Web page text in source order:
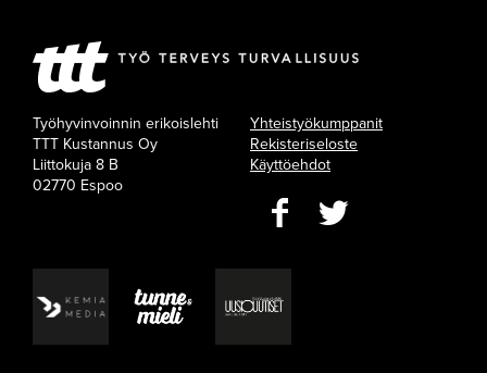
Työhyvinvoinnin erikoislehti
TTT Kustannus Oy
Liittokuja 8 B
02770 Espoo
Yhteistyökumppanit
Rekisteriseloste
Käyttöehdot